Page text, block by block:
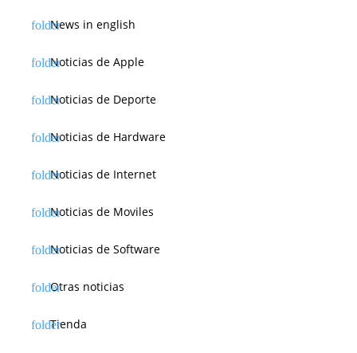
News in english
Noticias de Apple
Noticias de Deporte
Noticias de Hardware
Noticias de Internet
Noticias de Moviles
Noticias de Software
Otras noticias
Tienda